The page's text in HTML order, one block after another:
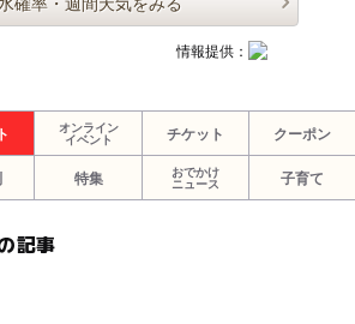
情報提供：
オンライン
イベント
チケット クーポン
特集
おでかけ
ニュース
子育て
記事